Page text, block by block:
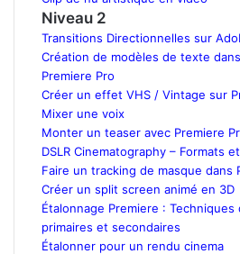
Niveau 2
Transitions Directionnelles sur
Création de modèles de texte
Premiere Pro
Créer un effet VHS / Vintage sur
Mixer une voix
Monter un teaser avec Premiere
DSLR Cinematography – Formats
Faire un tracking de masque dans
Créer un split screen animé en 3D
Étalonnage Premiere :
primaires et secondaires
Étalonner pour un rendu cinema